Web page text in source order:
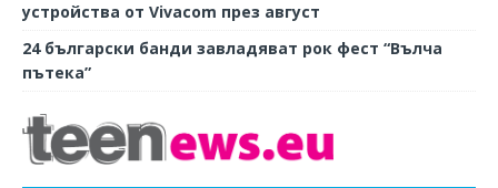
устройства от Vivacom през август
24 български банди завладяват рок фест “Вълча
пътека”